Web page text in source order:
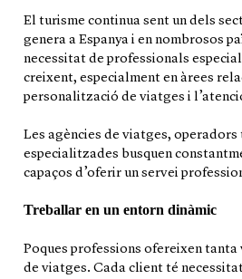
El turisme continua sent un dels
genera a Espanya i en nombrosos
necessitat de professionals
creixent, especialment en àrees
personalització de viatges i
Les agències de viatges,
especialitzades busquen
capaços d’oferir un servei
Treballar en un entorn dinàmic
Poques professions ofereixen
de viatges. Cada client té